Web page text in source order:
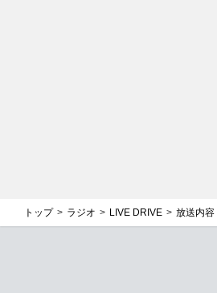
トップ ラジオ LIVE DRIVE 放送内容